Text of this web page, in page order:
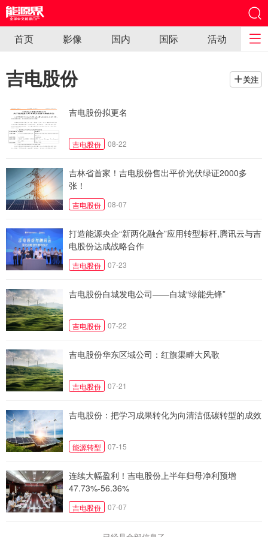
首页 影像 国内 国际 活动
吉电股份 关注
吉电股份拟更名
吉电股份 08-22
吉林省首家！吉电股份售出平价光伏绿证2000多
张！
吉电股份 08-07
打造能源央企“新两化融合”应用转型标杆,腾讯云与吉
电股份达成战略合作
吉电股份 07-23
吉电股份白城发电公司——白城“绿能先锋”
吉电股份 07-22
吉电股份华东区域公司：红旗渠畔大风歌
吉电股份 07-21
吉电股份：把学习成果转化为向清洁低碳转型的成效
能源转型 07-15
连续大幅盈利！吉电股份上半年归母净利预增
47.73%-56.36%
吉电股份 07-07